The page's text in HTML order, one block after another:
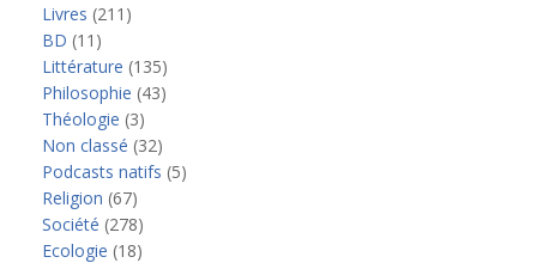
Livres (211)
BD (11)
Littérature (135)
Philosophie (43)
Théologie (3)
Non classé (32)
Podcasts natifs (5)
Religion (67)
Société (278)
Ecologie (18)